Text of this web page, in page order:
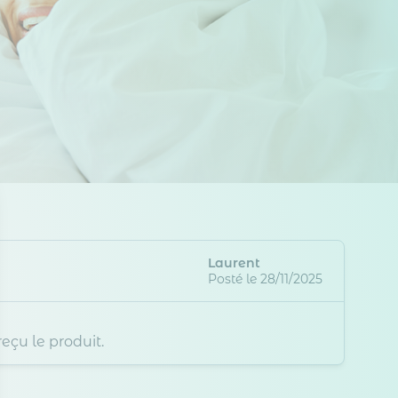
Laurent
Posté le 28/11/2025
le produit.